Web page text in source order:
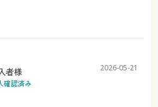
者様
確認済み
2026-05-21